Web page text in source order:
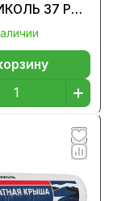
37 PN
ПРОФ,